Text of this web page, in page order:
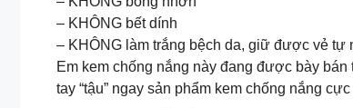
– KHÔNG bết dính
– KHÔNG làm trắng bệch da, giữ được vẻ tự
Em kem chống nắng này đang được bày
tay “tậu” ngay sản phẩm kem chống nắng